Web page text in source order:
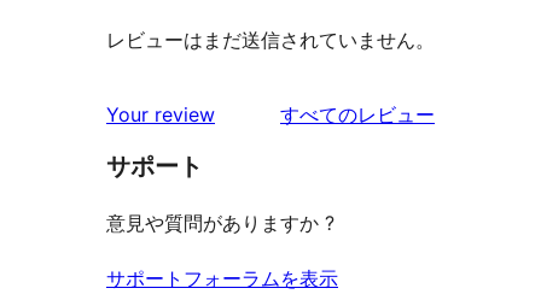
レビューはまだ送信されていません。
Your review すべてのレビュー
サポート
意見や質問がありますか ?
サポートフォーラムを表示